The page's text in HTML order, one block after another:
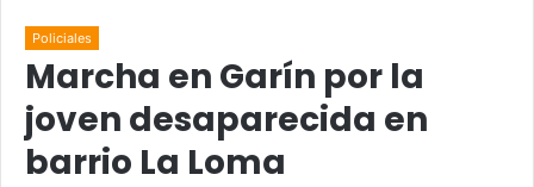
Policiales
Marcha en Garín por la
joven desaparecida en
barrio La Loma